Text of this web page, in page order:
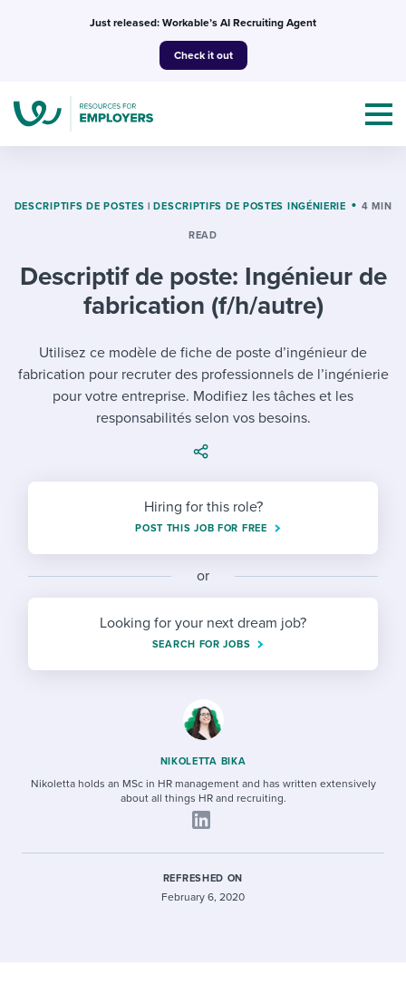
Just released: Workable’s AI Recruiting Agent
Check it out
Mobilizing AI in my work
Evaluating candidates
Working together with others
Developing & retaining people
Ensuring compliance
Finding and attracting people
Candidate/employee experiences
Templates & Guides
I WANT...
Job description templates
Interview question templates
Onboarding checklists
Step-by-step tutorials
HR terms
I WANT TO LEARN ABOUT...
Applying for a job
Pay & benefits
Career development
Overall career resources
Attend webinars & events
Workable customer stories
Explore Workable
DESCRIPTIFS DE POSTES | DESCRIPTIFS DE POSTES INGÉNIERIE 4 MIN
READ
Descriptif de poste: Ingénieur de
fabrication (f/h/autre)
Utilisez ce modèle de fiche de poste d’ingénieur de
fabrication pour recruter des professionnels de l’ingénierie
pour votre entreprise. Modifiez les tâches et les
responsabilités selon vos besoins.
Hiring for this role?
POST THIS JOB FOR FREE
or
Looking for your next dream job?
SEARCH FOR JOBS
NIKOLETTA BIKA
Nikoletta holds an MSc in HR management and has written extensively
about all things HR and recruiting.
REFRESHED ON
February 6, 2020